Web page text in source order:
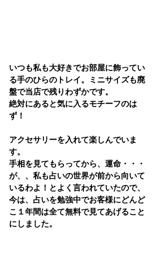
いつも私も大好きでお部屋に飾ってい
る手のひらのトレイ。ミニサイズも廃
盤で当店で残りわずかです。
絶対にあると気に入るモチーフのは
ず！
アクセサリーを入れて楽しんでいま
す。
手相を見てもらってから、運命・・・
が、、私も占いの世界が前から向いて
いるわよ！とよく言われていたので、
今は、占いを勉強中でお客様にどんど
こ１年間は全て無料で見てあげること
にしました。